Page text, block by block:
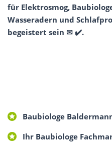
für Elektrosmog,
Wasseradern und
begeistert sein ✉ ✔️.
Baubiologe
Ihr Baubiologe